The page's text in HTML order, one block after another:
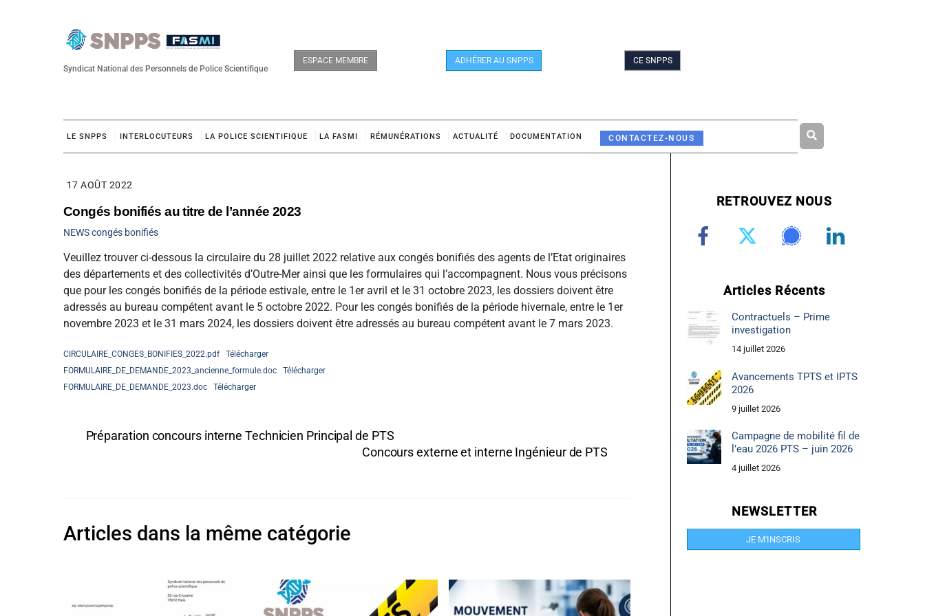
Syndicat National des Personnels de Police Scientifique
LE SNPPS INTERLOCUTEURS LA POLICE SCIENTIFIQUE LA FASMI RÉMUNÉRATIONS ACTUALITÉ DOCUMENTATION CONTACTEZ-NOUS
ESPACE MEMBRE ADHÉRER AU SNPPS CE SNPPS
17 AOÛT 2022
Congés bonifiés au titre de l’année 2023
NEWScongés bonifiés
Veuillez trouver ci-dessous la circulaire du 28 juillet 2022 relative aux congés bonifiés des agents de l’Etat originaires
des départements et des collectivités d’Outre-Mer ainsi que les formulaires qui l’accompagnent. Nous vous précisons
que pour les congés bonifiés de la période estivale, entre le 1er avril et le 31 octobre 2023, les dossiers doivent être
adressés au bureau compétent avant le 5 octobre 2022. Pour les congés bonifiés de la période hivernale, entre le 1er
novembre 2023 et le 31 mars 2024, les dossiers doivent être adressés au bureau compétent avant le 7 mars 2023.
CIRCULAIRE_CONGES_BONIFIES_2022.pdf
Télécharger
FORMULAIRE_DE_DEMANDE_2023_ancienne_formule.doc
Télécharger
FORMULAIRE_DE_DEMANDE_2023.doc
Télécharger
Préparation concours interne Technicien Principal de PTS
Concours externe et interne Ingénieur de PTS
Articles dans la même catégorie
RETROUVEZ NOUS
Articles Récents
Contractuels – Prime
investigation
14 juillet 2026
Avancements TPTS et IPTS
2026
9 juillet 2026
Campagne de mobilité fil de
l’eau 2026 PTS – juin 2026
4 juillet 2026
NEWSLETTER
JE M'INSCRIS